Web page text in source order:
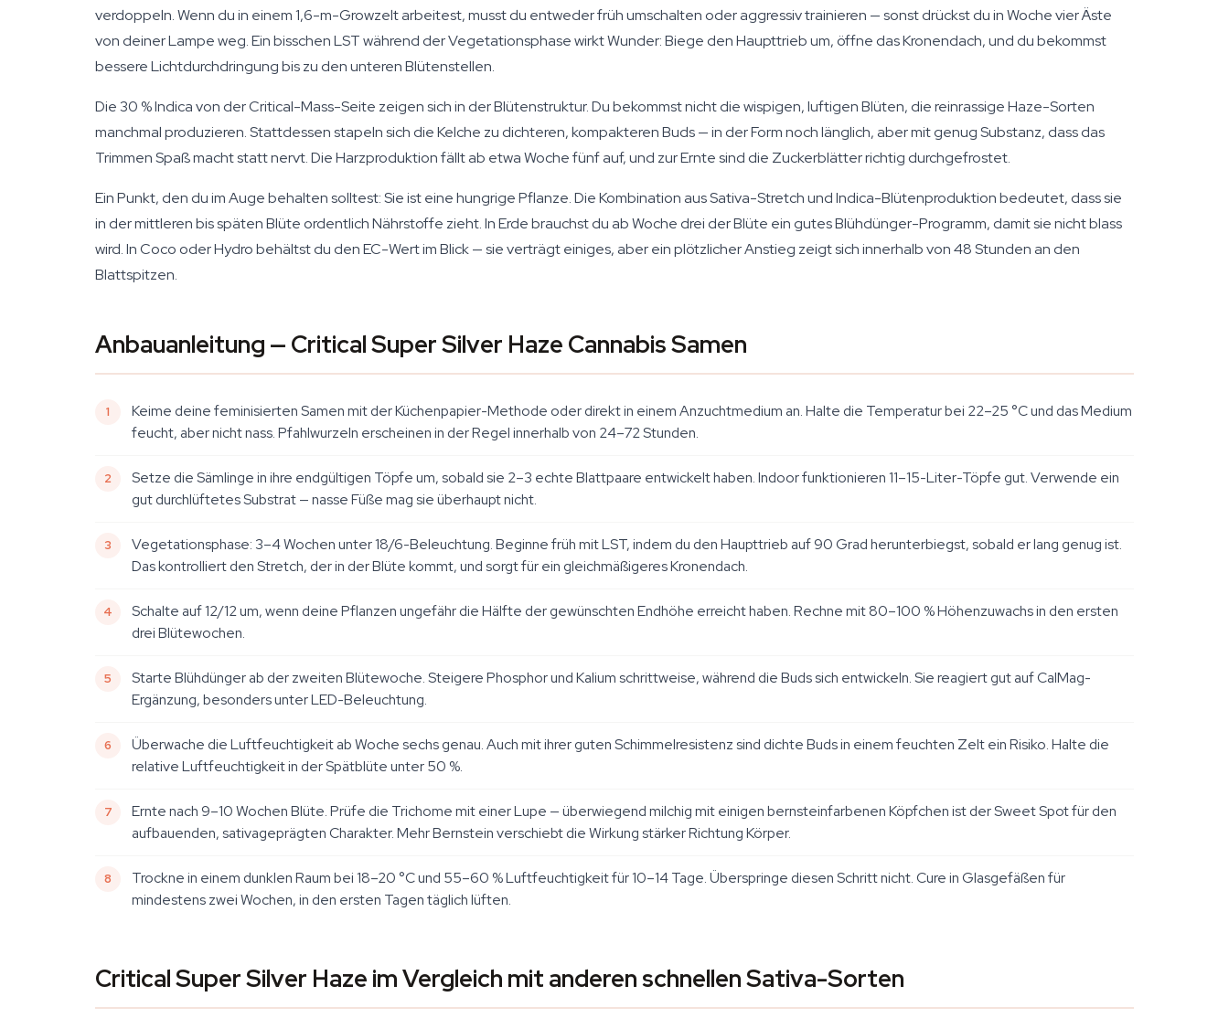
verdoppeln. Wenn du in einem 1,6-m-Growzelt arbeitest, musst du entweder früh umschalten oder aggressiv trainieren — sonst drückst du in Woche vier Äste
von deiner Lampe weg. Ein bisschen LST während der Vegetationsphase wirkt Wunder: Biege den Haupttrieb um, öffne das Kronendach, und du bekommst
bessere Lichtdurchdringung bis zu den unteren Blütenstellen.
Die 30 % Indica von der Critical-Mass-Seite zeigen sich in der Blütenstruktur. Du bekommst nicht die wispigen, luftigen Blüten, die reinrassige Haze-Sorten
manchmal produzieren. Stattdessen stapeln sich die Kelche zu dichteren, kompakteren Buds — in der Form noch länglich, aber mit genug Substanz, dass das
Trimmen Spaß macht statt nervt. Die Harzproduktion fällt ab etwa Woche fünf auf, und zur Ernte sind die Zuckerblätter richtig durchgefrostet.
Ein Punkt, den du im Auge behalten solltest: Sie ist eine hungrige Pflanze. Die Kombination aus Sativa-Stretch und Indica-Blütenproduktion bedeutet, dass sie
in der mittleren bis späten Blüte ordentlich Nährstoffe zieht. In Erde brauchst du ab Woche drei der Blüte ein gutes Blühdünger-Programm, damit sie nicht blass
wird. In Coco oder Hydro behältst du den EC-Wert im Blick — sie verträgt einiges, aber ein plötzlicher Anstieg zeigt sich innerhalb von 48 Stunden an den
Blattspitzen.
Anbauanleitung — Critical Super Silver Haze Cannabis Samen
Keime deine feminisierten Samen mit der Küchenpapier-Methode oder direkt in einem Anzuchtmedium an. Halte die Temperatur bei 22–25 °C und das Medium
feucht, aber nicht nass. Pfahlwurzeln erscheinen in der Regel innerhalb von 24–72 Stunden.
Setze die Sämlinge in ihre endgültigen Töpfe um, sobald sie 2–3 echte Blattpaare entwickelt haben. Indoor funktionieren 11–15-Liter-Töpfe gut. Verwende ein
gut durchlüftetes Substrat — nasse Füße mag sie überhaupt nicht.
Vegetationsphase: 3–4 Wochen unter 18/6-Beleuchtung. Beginne früh mit LST, indem du den Haupttrieb auf 90 Grad herunterbiegst, sobald er lang genug ist.
Das kontrolliert den Stretch, der in der Blüte kommt, und sorgt für ein gleichmäßigeres Kronendach.
Schalte auf 12/12 um, wenn deine Pflanzen ungefähr die Hälfte der gewünschten Endhöhe erreicht haben. Rechne mit 80–100 % Höhenzuwachs in den ersten
drei Blütewochen.
Starte Blühdünger ab der zweiten Blütewoche. Steigere Phosphor und Kalium schrittweise, während die Buds sich entwickeln. Sie reagiert gut auf CalMag-
Ergänzung, besonders unter LED-Beleuchtung.
Überwache die Luftfeuchtigkeit ab Woche sechs genau. Auch mit ihrer guten Schimmelresistenz sind dichte Buds in einem feuchten Zelt ein Risiko. Halte die
relative Luftfeuchtigkeit in der Spätblüte unter 50 %.
Ernte nach 9–10 Wochen Blüte. Prüfe die Trichome mit einer Lupe — überwiegend milchig mit einigen bernsteinfarbenen Köpfchen ist der Sweet Spot für den
aufbauenden, sativageprägten Charakter. Mehr Bernstein verschiebt die Wirkung stärker Richtung Körper.
Trockne in einem dunklen Raum bei 18–20 °C und 55–60 % Luftfeuchtigkeit für 10–14 Tage. Überspringe diesen Schritt nicht. Cure in Glasgefäßen für
mindestens zwei Wochen, in den ersten Tagen täglich lüften.
Critical Super Silver Haze im Vergleich mit anderen schnellen Sativa-Sorten